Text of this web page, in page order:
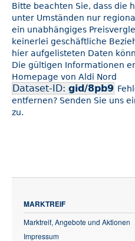
Bitte beachten Sie, dass die
unter Umständen nur
ein unabhängiges
keinerlei geschäftliche
hier aufgelisteten Daten
Die gültigen Informationen
Homepage von Aldi Nord
Dataset-ID: gid/8pb9
entfernen? Senden Sie uns
zu.
MARKTREIF
Marktreif, Angebote und Aktionen
Impressum